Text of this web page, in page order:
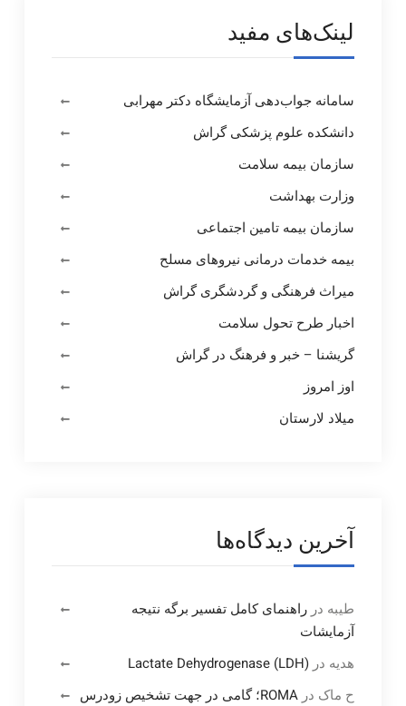
لینک‌های مفید
سامانه جواب‌دهی آزمایشگاه دکتر مهرابی
دانشکده علوم پزشکی گراش
سازمان بیمه سلامت
وزارت بهداشت
سازمان بیمه تامین اجتماعی
بیمه خدمات درمانی نیروهای مسلح
میراث فرهنگی و گردشگری گراش
اخبار طرح تحول سلامت
گریشنا – خبر و فرهنگ در گراش
اوز امروز
میلاد لارستان
آخرین دیدگاه‌ها
طیبه در راهنمای کامل تفسیر برگه نتیجه
آزمایشات
هدیه در Lactate Dehydrogenase (LDH)
ح ماک در
ROMA؛ گامی در جهت تشخیص زودرس